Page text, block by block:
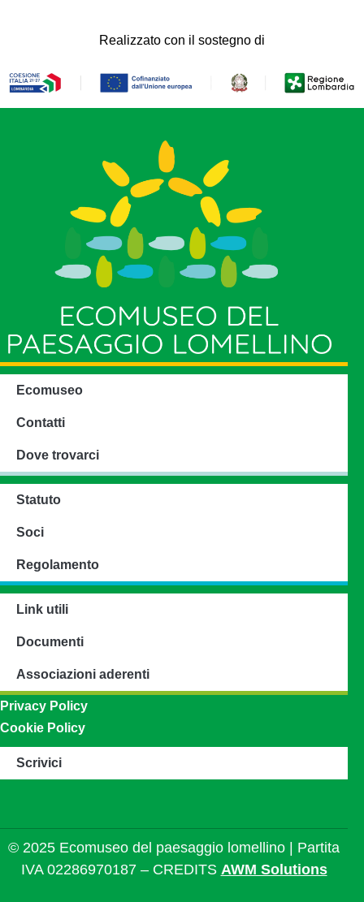
Realizzato con il sostegno di
Ecomuseo
Contatti
Dove trovarci
Statuto
Soci
Regolamento
Link utili
Documenti
Associazioni aderenti
Privacy Policy
Cookie Policy
Scrivici
© 2025 Ecomuseo del paesaggio lomellino | Partita
IVA 02286970187 – CREDITS AWM Solutions